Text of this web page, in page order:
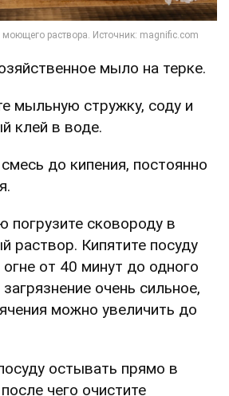
мыло на терке.
мыльную стружку, соду и
клей в воде.
до кипения, постоянно
погрузите сковороду в
раствор. Кипятите посуду
от 40 минут до одного
очень сильное,
можно увеличить до
остывать прямо в
чего очистите